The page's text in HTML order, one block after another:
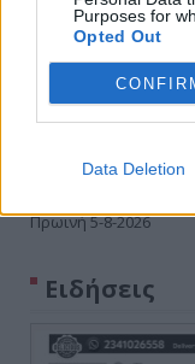
Purposes for
Opted Out
Data Deletion
Πρωινή 5-8-2026
Ειδήσεις